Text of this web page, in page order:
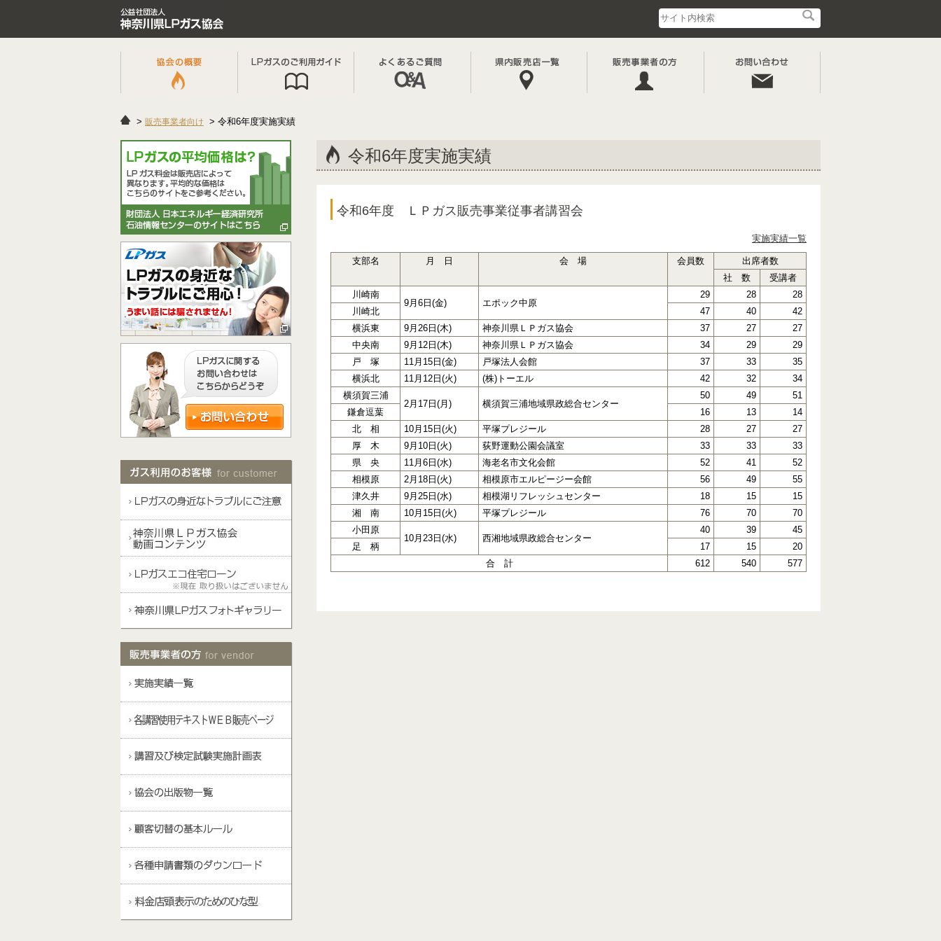
販売事業者向け 令和6年度実施実績
令和6年度実施実績
令和6年度 ＬＰガス販売事業従事者講習会
実施実績一覧
支部名 月 日 会 場 会員数
出席者数
社 数
受講者
川崎南
9月6日(金)
エポック中原
29 28
28
川崎北
47 40
42
横浜東
9月26日(木) 神奈川県ＬＰガス協会 37 27
27
中央南
9月12日(木) 神奈川県ＬＰガス協会 34 29
29
戸 塚
11月15日(金) 戸塚法人会館 37 33
35
横浜北
11月12日(火) (株)トーエル 42 32
34
横須賀三浦
2月17日(月)
横須賀三浦地域県政総合センター
50 49
51
鎌倉逗葉
16 13
14
北 相
10月15日(火) 平塚プレジール 28 27
27
厚 木
9月10日(火) 荻野運動公園会議室 33 33
33
県 央
11月6日(水) 海老名市文化会館 52 41
52
相模原
2月18日(火) 相模原市エルピージー会館 56 49
55
津久井
9月25日(水) 相模湖リフレッシュセンター 18 15
15
湘 南
10月15日(火) 平塚プレジール 76 70
70
小田原
10月23日(水)
西湘地域県政総合センター
40 39
45
足 柄
17 15
20
合 計
612 540 577